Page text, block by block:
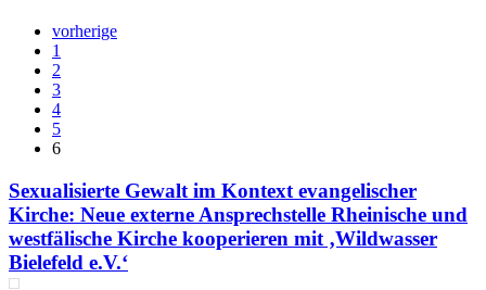
vorherige
1
2
3
4
5
6
Sexualisierte Gewalt im Kontext evangelischer
Kirche: Neue externe Ansprechstelle Rheinische und
westfälische Kirche kooperieren mit ‚Wildwasser
Bielefeld e.V.‘